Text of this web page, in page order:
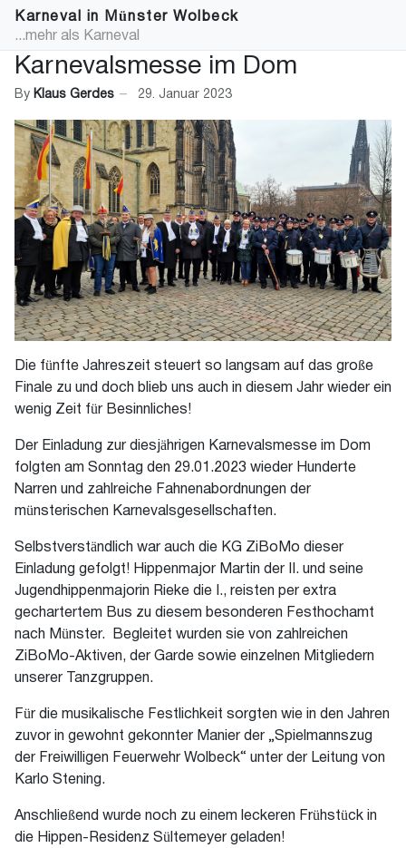
Karneval in Münster Wolbeck
...mehr als Karneval
Karnevalsmesse im Dom
By Klaus Gerdes 29. Januar 2023
Die fünfte Jahreszeit steuert so langsam auf das große
Finale zu und doch blieb uns auch in diesem Jahr wieder ein
wenig Zeit für Besinnliches!
Der Einladung zur diesjährigen Karnevalsmesse im Dom
folgten am Sonntag den 29.01.2023 wieder Hunderte
Narren und zahlreiche Fahnenabordnungen der
münsterischen Karnevalsgesellschaften.
Selbstverständlich war auch die KG ZiBoMo dieser
Einladung gefolgt! Hippenmajor Martin der II. und seine
Jugendhippenmajorin Rieke die I., reisten per extra
gechartertem Bus zu diesem besonderen Festhochamt
nach Münster. Begleitet wurden sie von zahlreichen
ZiBoMo-Aktiven, der Garde sowie einzelnen Mitgliedern
unserer Tanzgruppen.
Für die musikalische Festlichkeit sorgten wie in den Jahren
zuvor in gewohnt gekonnter Manier der „Spielmannszug
der Freiwilligen Feuerwehr Wolbeck“ unter der Leitung von
Karlo Stening.
Anschließend wurde noch zu einem leckeren Frühstück in
die Hippen-Residenz Sültemeyer geladen!